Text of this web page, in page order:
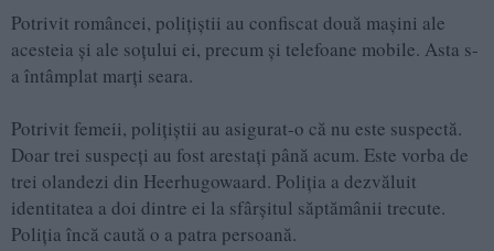
Potrivit româncei, polițiștii au confiscat două mașini ale
acesteia și ale soțului ei, precum și telefoane mobile. Asta s-
a întâmplat marți seara.
Potrivit femeii, polițiștii au asigurat-o că nu este suspectă.
Doar trei suspecți au fost arestați până acum. Este vorba de
trei olandezi din Heerhugowaard. Poliția a dezvăluit
identitatea a doi dintre ei la sfârșitul săptămânii trecute.
Poliția încă caută o a patra persoană.